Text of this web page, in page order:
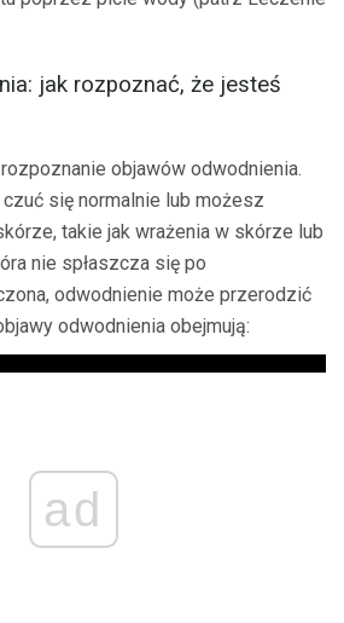
jak rozpoznać, że jesteś
objawów odwodnienia.
się normalnie lub możesz
takie jak wrażenia w skórze lub
nie spłaszcza się po
odwodnienie może przerodzić
odwodnienia obejmują:
ad